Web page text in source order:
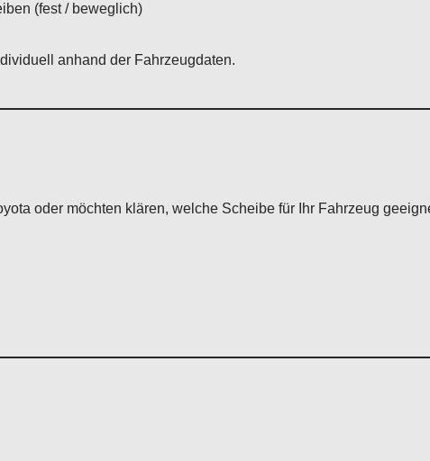
(fest / beweglich)
anhand der Fahrzeugdaten.
oder möchten klären, welche Scheibe für Ihr Fahrzeug